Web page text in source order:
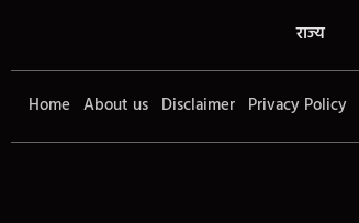
राज्य
Home About us Disclaimer Privacy Policy